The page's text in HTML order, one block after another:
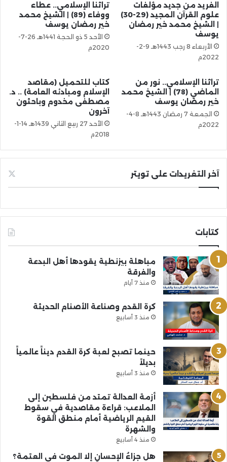
الفريد من جديد مؤلفات
علوم القرآن المجيد (29-30)
| الشيخ محمد خير رمضان
يوسف
الأربعاء 8 رجب 1443هـ 9-2-
2022م
تراثنا الإسلامي.. عطاء
ووفاء (89) | الشيخ محمد
خير رمضان يوسف
الأحد 5 ذو الحجة 1441هـ 26-7-
2020م
تراثنا الإسلامي.. نور من
الماضي (78) | الشيخ محمد
خير رمضان يوسف
الجمعة 7 رمضان 1443هـ 8-4-
2022م
كتاب للتحميل (مقاصد
الإسلام ومبادئه العامة) .. د.
مصطفى مخدوم وباحثون
آخرون
الأحد 27 ربيع الثاني 1439هـ 14-1-
2018م
آخر التغريدات على تويتر
كتابات
مباهلة بيزنطية يقودها أهل البدعة
والفرقة
منذ 7 أيام
كرة القدم وصناعة الأصنام الحديثة
منذ 3 أسابيع
حينما تصبح لعبة كرة القدم ديناً عالمياً
بديلاً
منذ 3 أسابيع
أزمة العدالة تمتد من فلسطين إلى
الملاعب: قراءة مقاصدية في سقوط
القيم الرياضية أمام منطق القوة
والشهرة
منذ 4 أسابيع
هل جزاءُ الإحسانِ إلا الموت في العتمة؟